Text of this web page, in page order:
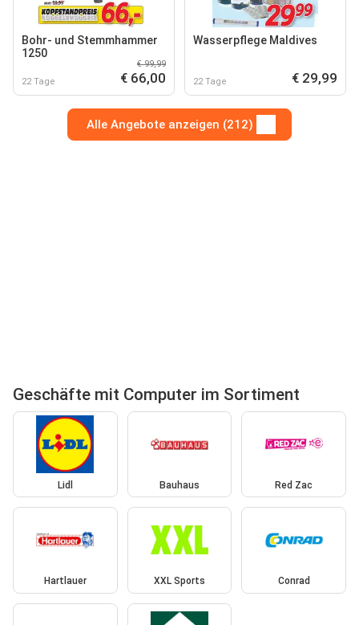
Bohr- und Stemmhammer
1250
22 Tage
€ 99,99
€ 66,00
Wasserpflege Maldives
22 Tage € 29,99
Alle Angebote anzeigen (212)
Geschäfte mit Computer im Sortiment
Lidl Bauhaus Red Zac
Hartlauer XXL Sports Conrad